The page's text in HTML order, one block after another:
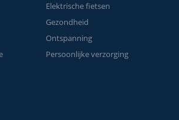
Elektrische fietsen
Gezondheid
Ontspanning
Persoonlijke verzorging